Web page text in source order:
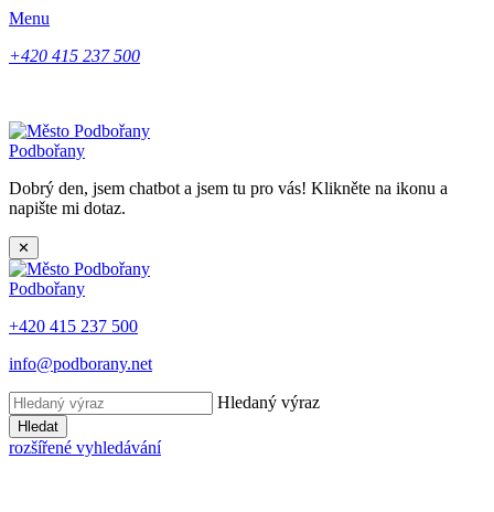
Menu
+420 415 237 500
Podbořany
Dobrý den, jsem chatbot a jsem tu pro vás! Klikněte na ikonu a
napište mi dotaz.
✕
Podbořany
+420 415 237 500
info@podborany.net
Hledaný výraz
Hledat
rozšířené vyhledávání